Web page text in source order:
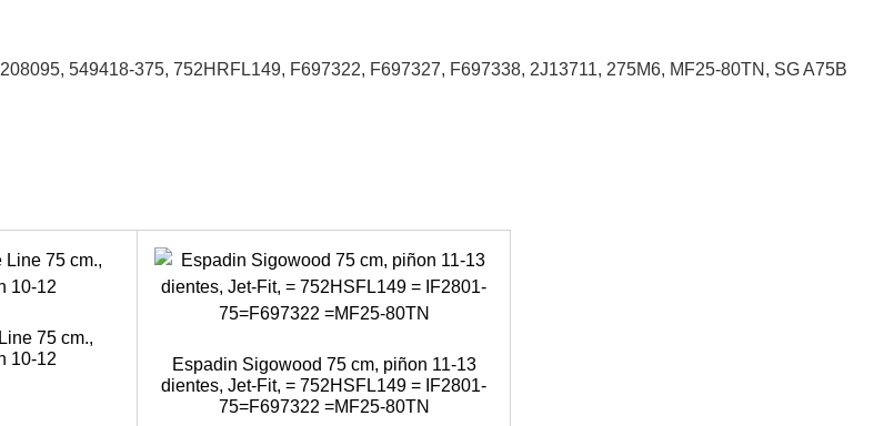
549418-375, 752HRFL149, F697322, F697327, F697338, 2J13711, 275M6, MF25-80TN, SG A75B
75 cm.,
10-12
Espadin Sigowood 75 cm, piñon 11-13
dientes, Jet-Fit, = 752HSFL149 = IF2801-
75=F697322 =MF25-80TN